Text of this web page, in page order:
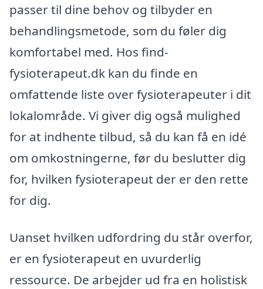
passer til dine behov og tilbyder en
behandlingsmetode, som du føler dig
komfortabel med. Hos find-
fysioterapeut.dk kan du finde en
omfattende liste over fysioterapeuter i dit
lokalområde. Vi giver dig også mulighed
for at indhente tilbud, så du kan få en idé
om omkostningerne, før du beslutter dig
for, hvilken fysioterapeut der er den rette
for dig.
Uanset hvilken udfordring du står overfor,
er en fysioterapeut en uvurderlig
ressource. De arbejder ud fra en holistisk